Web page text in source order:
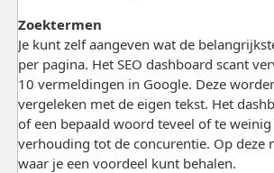
Zoektermen
Je kunt zelf aangeven wat de
per pagina. Het SEO dashboard scant
10 vermeldingen in Google. Deze
vergeleken met de eigen tekst. Het
of een bepaald woord teveel of te
verhouding tot de concurentie. Op deze
waar je een voordeel kunt behalen.